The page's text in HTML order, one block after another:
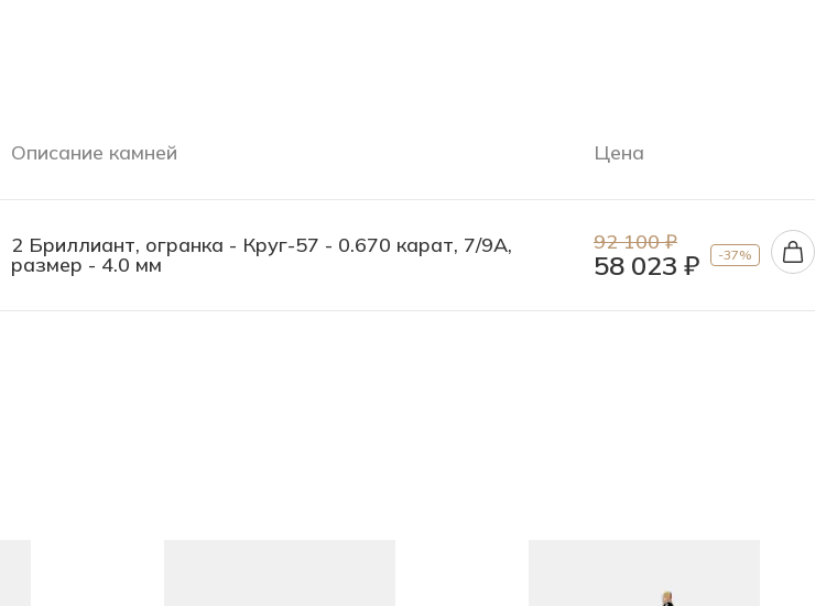
Описание камней Цена
2 Бриллиант, огранка - Круг-57 - 0.670 карат, 7/9А,
размер - 4.0 мм
92 100 ₽
58 023 ₽ -37%